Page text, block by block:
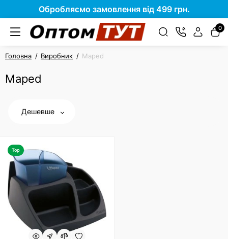
Обробляємо замовлення від 499 грн.
0
Головна Виробник Maped
Maped
Дешевше
Top